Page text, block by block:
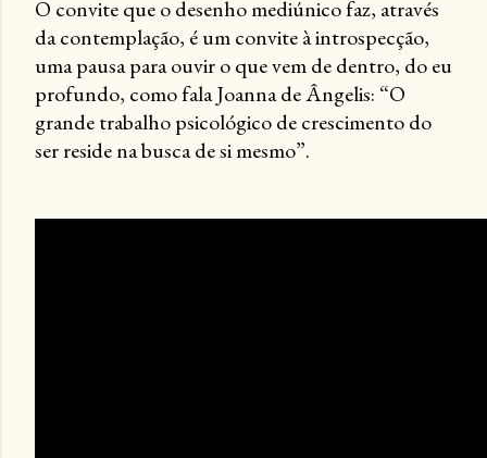
O convite que o desenho mediúnico faz, através
da contemplação, é um convite à introspecção,
uma pausa para ouvir o que vem de dentro, do eu
profundo, como fala Joanna de Ângelis: “O
grande trabalho psicológico de crescimento do
ser reside na busca de si mesmo”.